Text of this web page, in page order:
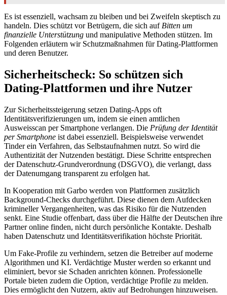
Es ist essenziell, wachsam zu bleiben und bei Zweifeln skeptisch zu
handeln. Dies schützt vor Betrügern, die sich aufBitten um
finanzielle Unterstützung und manipulative Methoden stützen. Im
Folgenden erläutern wir Schutzmaßnahmen für Dating-Plattformen
und deren Benutzer.
Sicherheitscheck: So schützen sich
Dating-Plattformen und ihre Nutzer
Zur Sicherheitssteigerung setzen Dating-Apps oft
Identitätsverifizierungen um, indem sie einen amtlichen
Ausweisscan per Smartphone verlangen. Die Prüfung der Identität
per Smartphone ist dabei essenziell. Beispielsweise verwendet
Tinder ein Verfahren, das Selbstaufnahmen nutzt. So wird die
Authentizität der Nutzenden bestätigt. Diese Schritte entsprechen
der Datenschutz-Grundverordnung (DSGVO), die verlangt, dass
der Datenumgang transparent zu erfolgen hat.
In Kooperation mit Garbo werden von Plattformen zusätzlich
Background-Checks durchgeführt. Diese dienen dem Aufdecken
krimineller Vergangenheiten, was das Risiko für die Nutzenden
senkt. Eine Studie offenbart, dass über die Hälfte der Deutschen ihre
Partner online finden, nicht durch persönliche Kontakte. Deshalb
haben Datenschutz und Identitätsverifikation höchste Priorität.
Um Fake-Profile zu verhindern, setzen die Betreiber auf moderne
Algorithmen und KI. Verdächtige Muster werden so erkannt und
eliminiert, bevor sie Schaden anrichten können. Professionelle
Portale bieten zudem die Option, verdächtige Profile zu melden.
Dies ermöglicht den Nutzern, aktiv auf Bedrohungen hinzuweisen.